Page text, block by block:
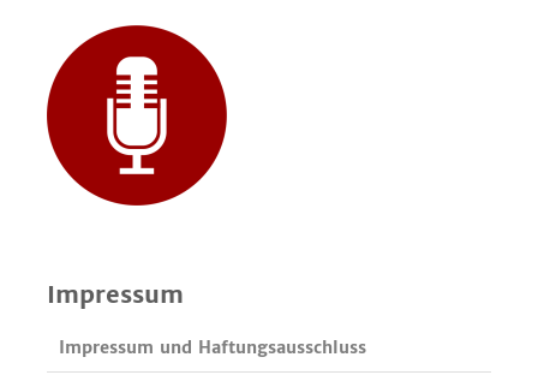
Impressum
Impressum und Haftungsausschluss